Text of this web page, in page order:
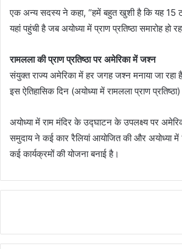
एक अन्य सदस्य ने कहा, “हमें बहुत खुशी है कि यह 15
यहां पहुंची है जब अयोध्या में प्राण प्रतिष्ठा समारोह हो
रामलला की प्राण प्रतिष्ठा पर अमेरिका में जश्न
संयुक्त राज्य अमेरिका में हर जगह जश्न मनाया जा रहा
इस ऐतिहासिक दिन (अयोध्या में रामलला प्राण
अयोध्या में राम मंदिर के उद्घाटन के उपलक्ष्य पर
समुदाय ने कई कार रैलियां आयोजित की और अयोध्या में
कई कार्यक्रमों की योजना बनाई है।